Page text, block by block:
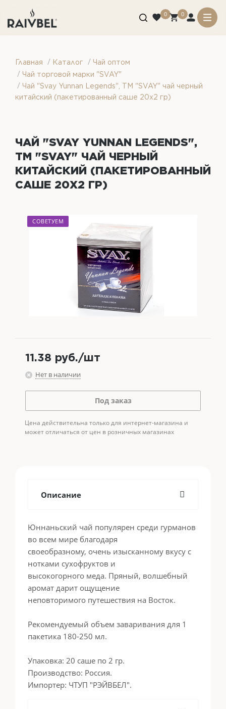
0 0
Главная / Каталог / Чай оптом
/ Чай торговой марки "SVAY"
/ Чай "Svay Yunnan Legends", ТМ "SVAY" чай черный
китайский (пакетированный саше 20х2 гр)
ЧАЙ "SVAY YUNNAN LEGENDS",
ТМ "SVAY" ЧАЙ ЧЕРНЫЙ
КИТАЙСКИЙ (ПАКЕТИРОВАННЫЙ
САШЕ 20Х2 ГР)
СОВЕТУЕМ
11.38 руб./шт
Нет в наличии
Под заказ
Цена действительна только для интернет-магазина и
может отличаться от цен в розничных магазинах
Описание
Юннаньский чай популярен среди гурманов
во всем мире благодаря
своеобразному, очень изысканному вкусу с
нотками сухофруктов и
высокогорного меда. Пряный, волшебный
аромат дарит ощущение
неповторимого путешествия на Восток.
Рекомендуемый объем заваривания для 1
пакетика 180-250 мл.
Упаковка: 20 саше по 2 гр.
Производство: Россия.
Импортер: ЧТУП "РЭЙВБЕЛ".